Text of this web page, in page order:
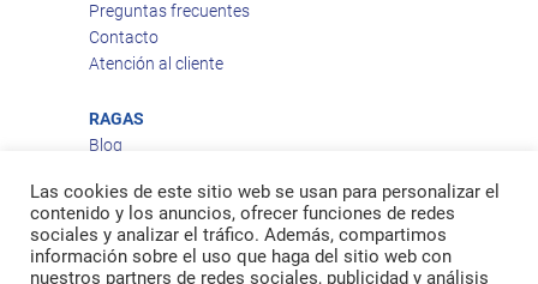
Preguntas frecuentes
Contacto
Atención al cliente
RAGAS
Blog
Política de privacidad
Política de cookies
Política de envío
Política de devoluciones
Las cookies de este sitio web se usan para personalizar el
contenido y los anuncios, ofrecer funciones de redes
sociales y analizar el tráfico. Además, compartimos
información sobre el uso que haga del sitio web con
nuestros partners de redes sociales, publicidad y análisis